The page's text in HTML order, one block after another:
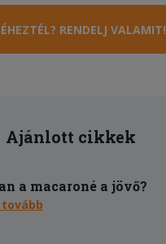
RENDELJ VALAMIT!
Ajánlott cikkek
a macaroné a jövő?
tovább